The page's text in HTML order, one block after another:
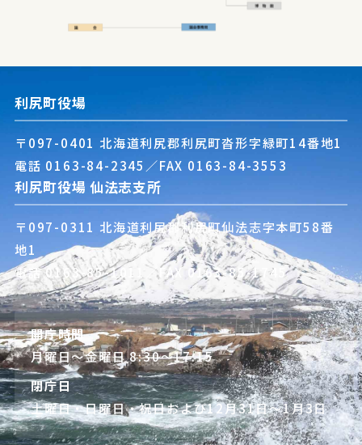
利尻町役場
〒097-0401 北海道利尻郡利尻町沓形字緑町14番地1
電話 0163-84-2345 ／FAX 0163-84-3553
利尻町役場 仙法志支所
〒097-0311 北海道利尻郡利尻町仙法志字本町58番
地1
電話0163-85-1011 ／FAX 0163-85-1745
開庁時間
月曜日～金曜日 8:30～17:15
閉庁日
土曜日・日曜日・祝日および12月31日～1月3日